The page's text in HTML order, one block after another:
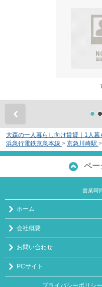
大森の一人暮らし向け賃貸｜1人暮
浜急行電鉄京急本線 > 京急川崎駅 >
ペー
営業時
ホーム
会社概要
お問い合わせ
PCサイト
プライバシーポリシー